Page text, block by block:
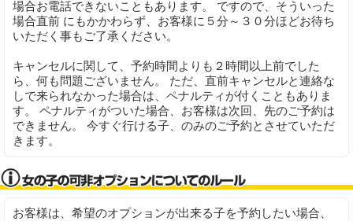
場合お電話できないこともあります。 ですので、そういった
場合直前 にもかかわらず、お客様に５分～３０分ほどお待ち
いただく事もご了承ください。
キャンセルに関して、予約時間よりも２時間以上前でした
ら、何も問題ございません。 ただ、直前キャンセルと連絡な
しで来られなかった場合は、ペナルティが付くこともありま
す。 ペナルティがついた場合、お客様は次回、先のご予約は
できません。 今すぐ行ける子、のみのご予約とさせていただ
きます。
お客様は、希望のオプションが出来る子を予約したい場合、